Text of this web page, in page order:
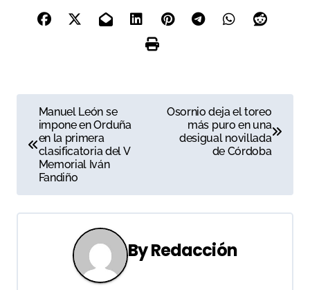
a
e
g
Manuel León se
impone en Orduña
en la primera
clasificatoria del V
Memorial Iván
Fandiño
Osornio deja el toreo
más puro en una
desigual novillada
de Córdoba
ByRedacción